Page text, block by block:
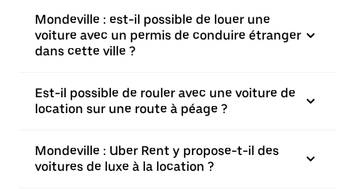
Mondeville : est-il possible de louer une
voiture avec un permis de conduire étranger
dans cette ville ?
Est-il possible de rouler avec une voiture de
location sur une route à péage ?
Mondeville : Uber Rent y propose-t-il des
voitures de luxe à la location ?